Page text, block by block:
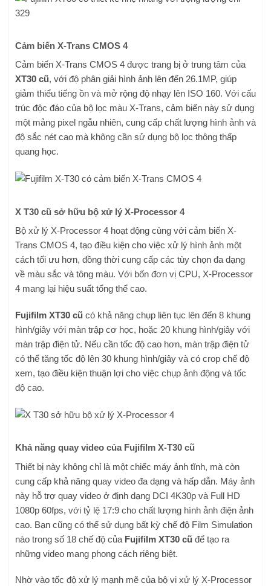
Cảm biến X-Trans CMOS 4
Cảm biến X-Trans CMOS 4 được trang bị ở trung tâm của
XT30 cũ, với độ phân giải hình ảnh lên đến 26.1MP, giúp
giảm thiểu tiếng ồn và mở rộng độ nhạy lên ISO 160. Với cấu
trúc độc đáo của bộ lọc màu X-Trans, cảm biến này sử dụng
một mảng pixel ngẫu nhiên, cung cấp chất lượng hình ảnh và
độ sắc nét cao mà không cần sử dụng bộ lọc thông thấp
quang học.
X T30 cũ sở hữu bộ xử lý X-Processor 4
Bộ xử lý X-Processor 4 hoạt động cùng với cảm biến X-
Trans CMOS 4, tạo điều kiện cho việc xử lý hình ảnh một
cách tối ưu hơn, đồng thời cung cấp các tùy chọn đa dạng
về màu sắc và tông màu. Với bốn đơn vị CPU, X-Processor
4 mang lại hiệu suất tổng thể cao.
Fujifilm XT30 cũ có khả năng chụp liên tục lên đến 8 khung
hình/giây với màn trập cơ học, hoặc 20 khung hình/giây với
màn trập điện tử. Nếu cần tốc độ cao hơn, màn trập điện tử
có thể tăng tốc độ lên 30 khung hình/giây và có crop chế độ
xem, tạo điều kiện thuận lợi cho việc chụp ảnh động và tốc
độ cao.
Khả năng quay video của Fujifilm X-T30 cũ
Thiết bị này không chỉ là một chiếc máy ảnh tĩnh, mà còn
cung cấp khả năng quay video đa dạng và hấp dẫn. Máy ảnh
này hỗ trợ quay video ở định dạng DCI 4K30p và Full HD
1080p 60fps, với tỷ lệ 17:9 cho chất lượng hình ảnh điện ảnh
cao. Bạn cũng có thể sử dụng bất kỳ chế độ Film Simulation
nào trong số 18 chế độ của Fujifilm XT30 cũ để tạo ra
những video mang phong cách riêng biệt.
Nhờ vào tốc độ xử lý mạnh mẽ của bộ vi xử lý X-Processor